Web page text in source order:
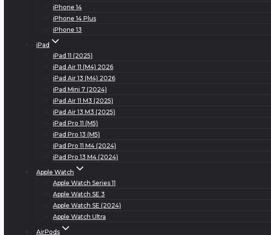
iPhone 14
iPhone 14 Plus
iPhone 13
iPad
iPad 11 (2025)
iPad Air 11 (M4) 2026
iPad Air 13 (M4) 2026
iPad Mini 7 (2024)
iPad Air 11 M3 (2025)
iPad Air 13 M3 (2025)
iPad Pro 11 (M5)
iPad Pro 13 (M5)
iPad Pro 11 M4 (2024)
iPad Pro 13 M4 (2024)
Apple Watch
Apple Watch Series 11
Apple Watch SE 3
Apple Watch SE (2024)
Apple Watch Ultra
AirPods